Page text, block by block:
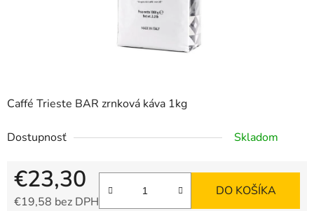
Caffé Trieste BAR zrnková káva 1kg
Dostupnosť Skladom
€23,30
€19,58 bez DPH
DO KOŠÍKA